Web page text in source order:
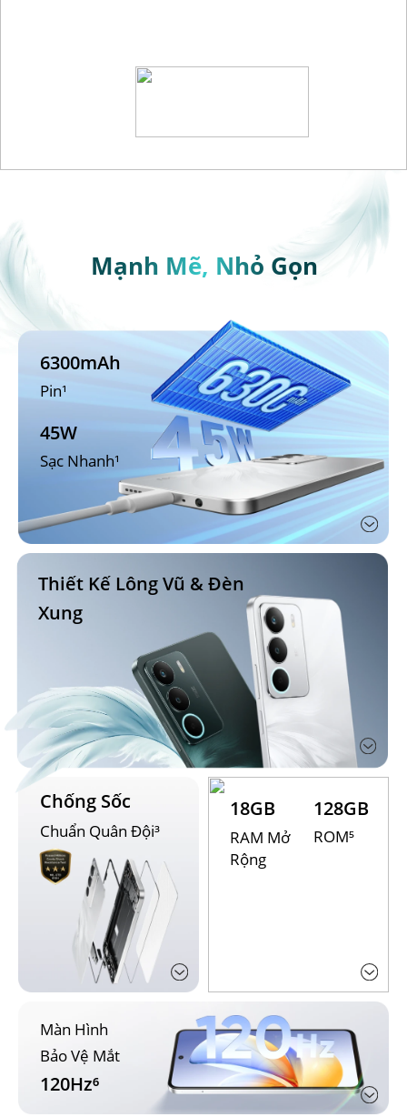
18GB
RAM Mở
Rộng
128GB
ROM⁵
Chống Sốc
Chuẩn Quân Đội³
120Hz⁶
Màn Hình
Bảo Vệ Mắt
6300mAh
Pin¹
45W
Sạc Nhanh¹
Thiết Kế Lông Vũ & Đèn
Xung
Mạnh Mẽ, Nhỏ Gọn